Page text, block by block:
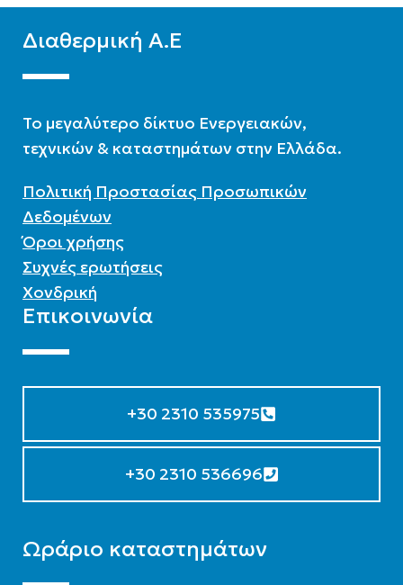
Διαθερμική Α.Ε
To μεγαλύτερο δίκτυο Ενεργειακών,
τεχνικών & καταστημάτων στην Ελλάδα.
Πολιτική Προστασίας Προσωπικών
Δεδομένων
Όροι χρήσης
Συχνές ερωτήσεις
Χονδρική
Επικοινωνία
+30 2310 535975
+30 2310 536696
Ωράριο καταστημάτων